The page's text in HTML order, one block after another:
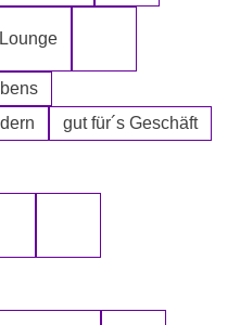
gut für´s Geschäft